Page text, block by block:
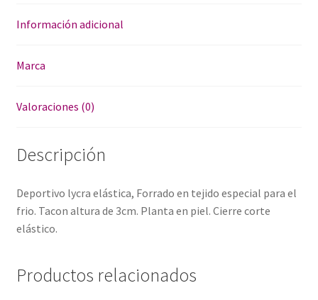
Información adicional
Marca
Valoraciones (0)
Descripción
Deportivo lycra elástica, Forrado en tejido especial para el
frio. Tacon altura de 3cm. Planta en piel. Cierre corte
elástico.
Productos relacionados